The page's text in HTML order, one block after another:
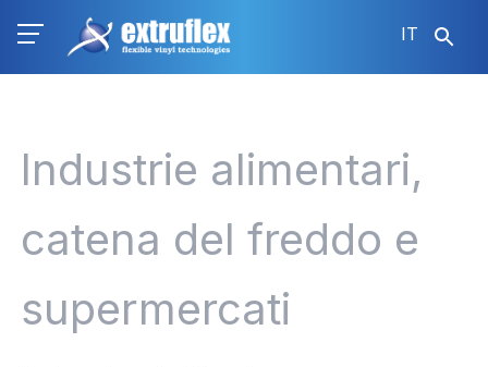
IT
Industrie alimentari,
catena del freddo e
supermercati